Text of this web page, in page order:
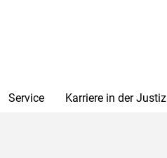
Service Karriere in der Justiz